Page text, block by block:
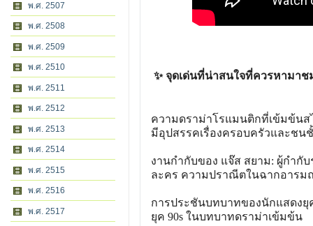
พ.ศ. 2507
พ.ศ. 2508
พ.ศ. 2509
พ.ศ. 2510
พ.ศ. 2511
พ.ศ. 2512
พ.ศ. 2513
พ.ศ. 2514
พ.ศ. 2515
พ.ศ. 2516
พ.ศ. 2517
✨ จุดเด่นที่น่าสนใจที่ควรหามาช
ความดราม่าโรแมนติกที่เข้มข้นส
มีอุปสรรคเรื่องครอบครัวและช
งานกำกับของ แจ๊ส สยาม: ผู้กำกั
ละคร ความปราณีตในฉากอารม
การประชันบทบาทของนักแสดงยุ
ยุค 90s ในบทบาทดราม่าเข้มข้น